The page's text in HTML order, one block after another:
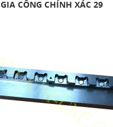
GIA CÔNG CHÍNH XÁC 29